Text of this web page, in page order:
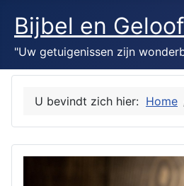
Bijbel en Geloof
"Uw getuigenissen zijn
U bevindt zich hier: Home